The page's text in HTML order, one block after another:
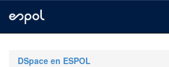
navigationDSpace en ESPOL